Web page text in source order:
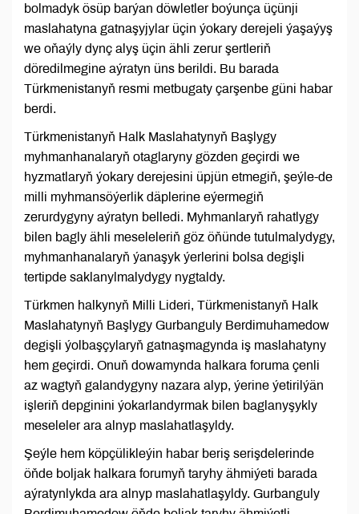
bolmadyk ösüp barýan döwletler boýunça üçünji
maslahatyna gatnaşyjylar üçin ýokary derejeli ýaşaýyş
we oňaýly dynç alyş üçin ähli zerur şertleriň
döredilmegine aýratyn üns berildi. Bu barada
Türkmenistanyň resmi metbugaty çarşenbe güni habar
berdi.
Türkmenistanyň Halk Maslahatynyň Başlygy
myhmanhanalaryň otaglaryny gözden geçirdi we
hyzmatlaryň ýokary derejesini üpjün etmegiň, şeýle-de
milli myhmansöýerlik däplerine eýermegiň
zerurdygyny aýratyn belledi. Myhmanlaryň rahatlygy
bilen bagly ähli meseleleriň göz öňünde tutulmalydygy,
myhmanhanalaryň ýanaşyk ýerlerini bolsa degişli
tertipde saklanylmalydygy nygtaldy.
Türkmen halkynyň Milli Lideri, Türkmenistanyň Halk
Maslahatynyň Başlygy Gurbanguly Berdimuhamedow
degişli ýolbaşçylaryň gatnaşmagynda iş maslahatyny
hem geçirdi. Onuň dowamynda halkara foruma çenli
az wagtyň galandygyny nazara alyp, ýerine ýetirilýän
işleriň depginini ýokarlandyrmak bilen baglanyşykly
meseleler ara alnyp maslahatlaşyldy.
Şeýle hem köpçülikleýin habar beriş serişdelerinde
öňde boljak halkara forumyň taryhy ähmiýeti barada
aýratynlykda ara alnyp maslahatlaşyldy. Gurbanguly